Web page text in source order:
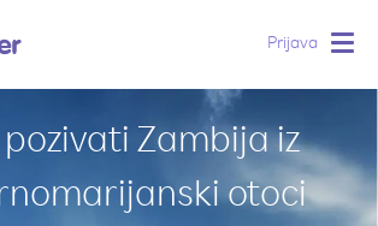
Prijava
Zambija iz
otoci